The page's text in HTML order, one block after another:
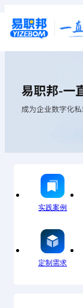
实践案例
定制需求